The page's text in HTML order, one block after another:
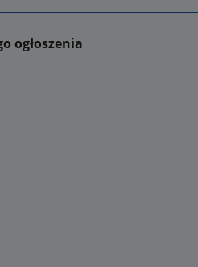
ogłoszenia